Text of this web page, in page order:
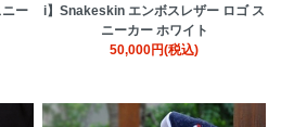
ー
i】Snakeskin エンボスレザー ロゴ ス
ニーカー ホワイト
50,000円(税込)